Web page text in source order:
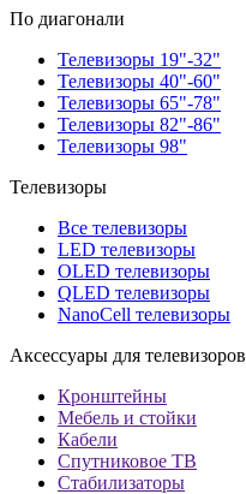
По диагонали
Телевизоры 19"-32"
Телевизоры 40"-60"
Телевизоры 65"-78"
Телевизоры 82"-86"
Телевизоры 98"
Телевизоры
Все телевизоры
LED телевизоры
OLED телевизоры
QLED телевизоры
NanoCell телевизоры
Аксессуары для телевизоров
Кронштейны
Мебель и стойки
Кабели
Спутниковое ТВ
Стабилизаторы